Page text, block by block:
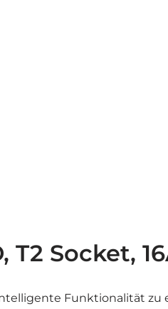
T2 Socket,
Funktionalität zu